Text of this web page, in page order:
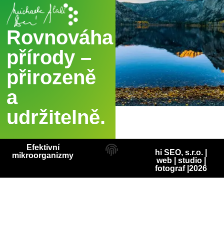
Rovnováha
přírody –
přirozeně
a
udržitelně.
hi SEO, s.r.o. |
web| studio|
fotograf|2026
Efektivní
mikroorganizmy